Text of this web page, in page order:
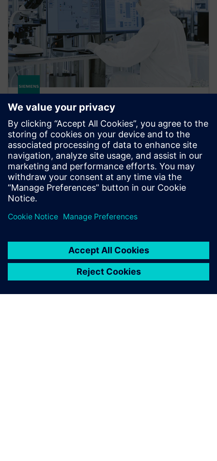
gPROMS FormulatedProducts
gPROMS FormulatedProducts is Siemens' modeling
platform for the integrated digital design of robust
formulated products and their manufacturing
processes.